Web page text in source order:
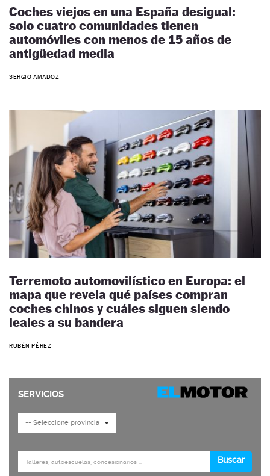
Coches viejos en una España desigual:
solo cuatro comunidades tienen
automóviles con menos de 15 años de
antigüedad media
SERGIO AMADOZ
Terremoto automovilístico en Europa: el
mapa que revela qué países compran
coches chinos y cuáles siguen siendo
leales a su bandera
RUBÉN PÉREZ